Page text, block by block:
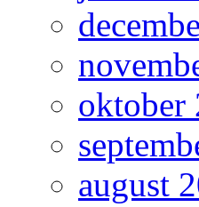
oktober
august